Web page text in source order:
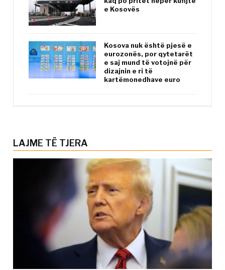
e Kosovës
Kosova nuk është pjesë e
eurozonës, por qytetarët
e saj mund të votojnë për
dizajnin e ri të
kartëmonedhave euro
LAJME TË TJERA